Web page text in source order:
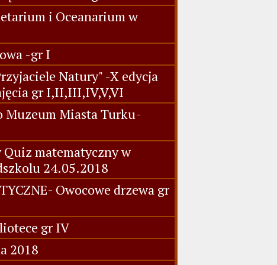
i Oceanarium w
-gr I
Natury" -X edycja
gr I,II,III,IV,V,VI
Muzeum Miasta Turku-
Quiz matematyczny w
24.05.2018
Owocowe drzewa gr
gr IV
2018